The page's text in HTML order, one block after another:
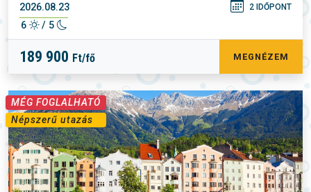
2026.08.23 2 IDŐPONT
6 / 5
189 900 Ft/fő MEGNÉZEM
MÉG FOGLALHATÓ
Népszerű utazás